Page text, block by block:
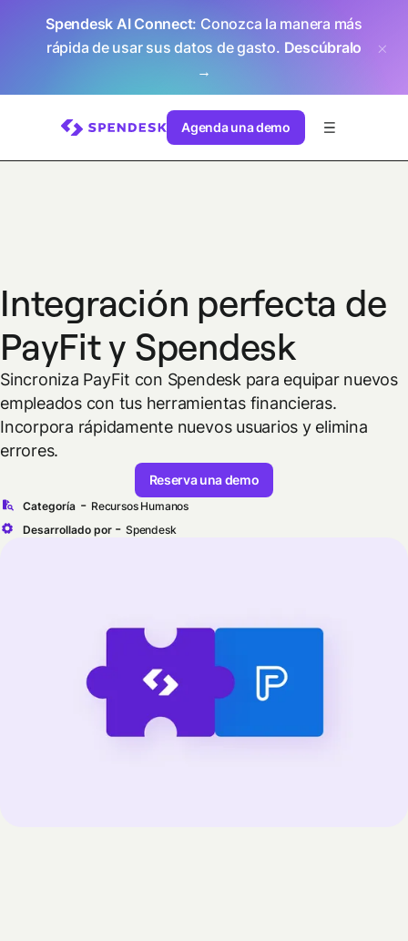
Spendesk AI Connect: Conozca la manera más
rápida de usar sus datos de gasto. Descúbralo
→
Agenda una demo
Integración perfecta de
PayFit y Spendesk
Sincroniza PayFit con Spendesk para equipar nuevos
empleados con tus herramientas financieras.
Incorpora rápidamente nuevos usuarios y elimina
errores.
Reserva una demo
Categoría - Recursos Humanos
Desarrollado por - Spendesk